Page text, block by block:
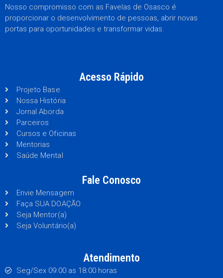
Nosso compromisso com as Favelas de Osasco é
proporcionar o desenvolvimento de pessoas, abrir novas
portas para oportunidades e transformar vidas.
Acesso Rápido
Projeto Base
Nossa História
Jornal Aborda
Parceiros
Cursos e Oficinas
Mentorias
Saúde Mental
Fale Conosco
Envie Mensagem
Faça SUA DOAÇÃO
Seja Mentor(a)
Seja Voluntário(a)
Atendimento
Seg/Sex 09:00 as 18:00 horas